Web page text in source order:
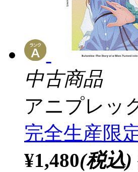
中古商品
アニプレッ
完全生産限
¥1,480(税込)